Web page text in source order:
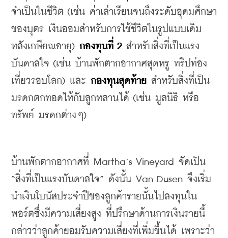
จำเป็นในชีวิต (เช่น ค่าเล่าเรียนจนถึงระดับอุดมศึกษา
ของบุตร เงินออมสำหรับการใช้ชีวิตในรูปแบบเดิม
หลังเกษียณอายุ) กองทุนที่ 2 สำหรับสิ่งที่เป็นแรง
บันดาลใจ (เช่น บ้านพักตากอากาศสุดหรู ทริปท่อง
เที่ยวรอบโลก) และ กองทุนสุดท้าย สำหรับสิ่งที่เป็น
มรดกตกทอดให้กับลูกหลานได้ (เช่น มูลนิธิ หรือ
ทรัพย์ มรดกต่างๆ)
บ้านพักตากอากาศที่ Martha’s Vineyard จัดเป็น
“สิ่งที่เป็นแรงบันดาลใจ” ดังนั้น Van Dusen จึงเริ่ม
นำเงินโบนัสประจำปีของลูกค้ารายนั้นไปลงทุนใน
พอร์ตซึ่งมีความเสี่ยงสูง ที่ปรึกษาด้านการเงินรายนี้
กล่าวว่าลูกค้ายอมรับความเสี่ยงที่เพิ่มขึ้นได้ เพราะว่า